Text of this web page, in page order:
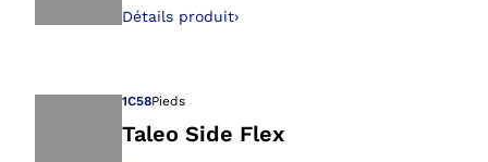
Détails produit›
1C58Pieds
Taleo Side Flex